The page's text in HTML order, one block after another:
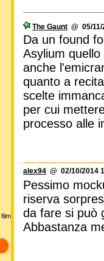
The Gaunt @ 05/
Da un found
Asylium
anche
quanto a
scelte
per cui
processo alle
alex94 @ 02/10/2014
Pessimo
riserva
da fare si può
Abbastanza
film